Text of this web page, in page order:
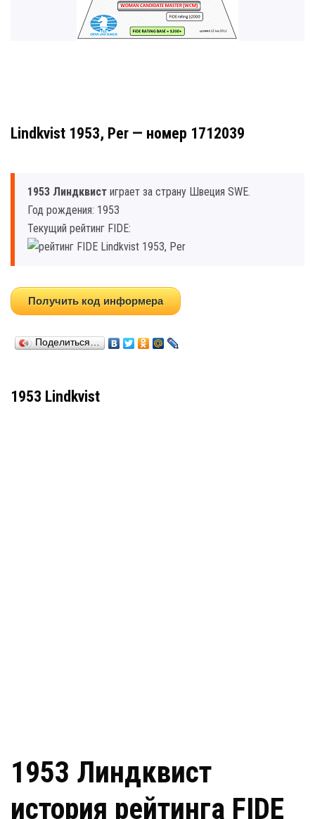
Lindkvist 1953, Per — номер 1712039
1953 Линдквист играет за страну Швеция SWE.
Год рождения: 1953
Текущий рейтинг FIDE:
Получить код информера
Поделиться…
1953 Lindkvist
1953 Линдквист
история рейтинга FIDE